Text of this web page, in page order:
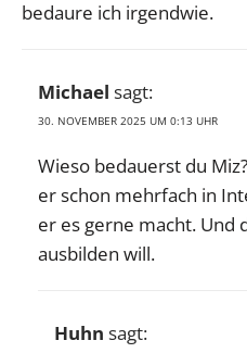
bedaure ich irgendwie.
Michael sagt:
30. NOVEMBER 2025 UM 0:13 UHR
Wieso bedauerst du
er schon mehrfach in
er es gerne macht. Und
ausbilden will.
Huhn sagt: